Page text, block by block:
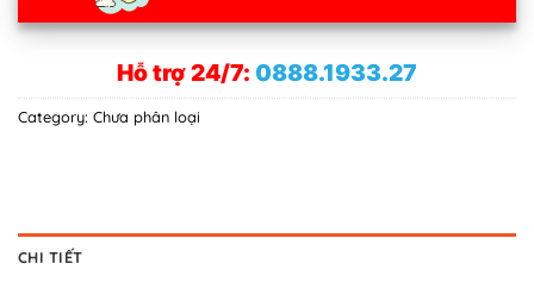
Hỗ trợ 24/7: 0888.1933.27
Category: Chưa phân loại
CHI TIẾT